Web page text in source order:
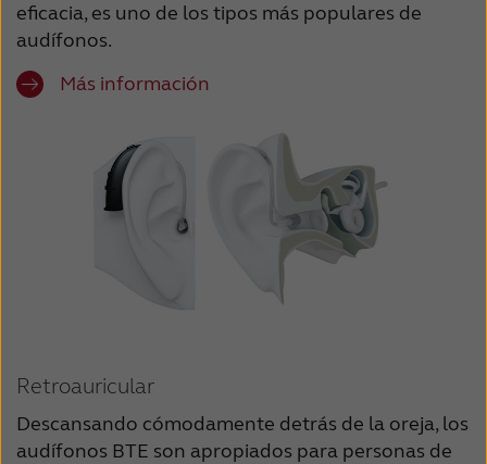
eficacia, es uno de los tipos más populares de
audífonos.
Más información
Retroauricular
Descansando cómodamente detrás de la oreja, los
audífonos BTE son apropiados para personas de